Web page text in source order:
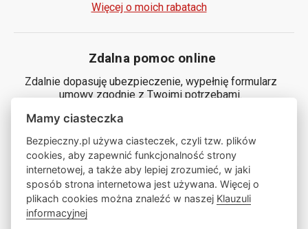
Więcej o moich rabatach
Zdalna pomoc online
Zdalnie dopasuję ubezpieczenie, wypełnię formularz
umowy zgodnie z Twoimi potrzebami.
Zamów ze mną rozmowę
Mamy ciasteczka
Bezpieczny.pl używa ciasteczek, czyli tzw. plików
cookies, aby zapewnić funkcjonalność strony
internetowej, a także aby lepiej zrozumieć, w jaki
sposób strona internetowa jest używana. Więcej o
plikach cookies można znaleźć w naszej Klauzuli
informacyjnej